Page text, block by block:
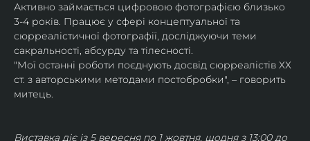
Активно займається цифровою фотографією близько
3-4 років. Працює у сфері концептуальної та
сюрреалістичної фотографії, досліджуючи теми
сакральності, абсурду та тілесності.
"Мої останні роботи поєднують досвід сюрреалістів ХХ
ст. з авторськими методами постобробки", – говорить
митець.
Виставка діє із 5 вересня по 1 жовтня, щодня з 13:00 до